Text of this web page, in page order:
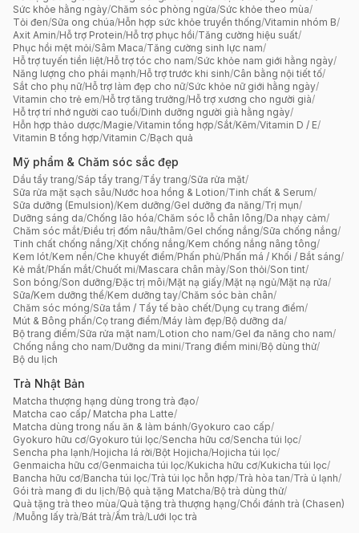
Sức khỏe hằng ngày/Chăm sóc phòng ngừa/Sức khỏe theo mùa/
Tỏi đen/Sữa ong chúa/Hỗn hợp sức khỏe truyền thống/Vitamin nhóm B/
Axit Amin/Hỗ trợ Protein/Hỗ trợ phục hồi/Tăng cường hiệu suất/
Phục hồi mệt mỏi/Sâm Maca/Tăng cường sinh lực nam/
Hỗ trợ tuyến tiền liệt/Hỗ trợ tóc cho nam/Sức khỏe nam giới hằng ngày/
Năng lượng cho phái mạnh/Hỗ trợ trước khi sinh/Cân bằng nội tiết tố/
Sắt cho phụ nữ/Hỗ trợ làm đẹp cho nữ/Sức khỏe nữ giới hằng ngày/
Vitamin cho trẻ em/Hỗ trợ tăng trưởng/Hỗ trợ xương cho người già/
Hỗ trợ trí nhớ người cao tuổi/Dinh dưỡng người già hằng ngày/
Hỗn hợp thảo dược/Magie/Vitamin tổng hợp/Sắt/Kẽm/Vitamin D / E/
Vitamin B tổng hợp/Vitamin C/Bạch quả
Mỹ phẩm & Chăm sóc sắc đẹp
Dầu tẩy trang/Sáp tẩy trang/Tẩy trang/Sữa rửa mặt/
Sữa rửa mặt sạch sâu/Nước hoa hồng & Lotion/Tinh chất & Serum/
Sữa dưỡng (Emulsion)/Kem dưỡng/Gel dưỡng đa năng/Trị mụn/
Dưỡng sáng da/Chống lão hóa/Chăm sóc lỗ chân lông/Da nhạy cảm/
Chăm sóc mắt/Điều trị đốm nâu/thâm/Gel chống nắng/Sữa chống nắng/
Tinh chất chống nắng/Xịt chống nắng/Kem chống nắng nâng tông/
Kem lót/Kem nền/Che khuyết điểm/Phấn phủ/Phấn má / Khối / Bắt sáng/
Kẻ mắt/Phấn mắt/Chuốt mi/Mascara chân mày/Son thỏi/Son tint/
Son bóng/Son dưỡng/Đặc trị môi/Mặt nạ giấy/Mặt nạ ngủ/Mặt nạ rửa/
Sữa/Kem dưỡng thể/Kem dưỡng tay/Chăm sóc bàn chân/
Chăm sóc móng/Sữa tắm / Tẩy tế bào chết/Dụng cụ trang điểm/
Mút & Bông phấn/Cọ trang điểm/Máy làm đẹp/Bộ dưỡng da/
Bộ trang điểm/Sữa rửa mặt nam/Lotion cho nam/Gel đa năng cho nam/
Chống nắng cho nam/Dưỡng da mini/Trang điểm mini/Bộ dùng thử/
Bộ du lịch
Trà Nhật Bản
Matcha thượng hạng dùng trong trà đạo/
Matcha cao cấp/ Matcha pha Latte/
Matcha dùng trong nấu ăn & làm bánh/Gyokuro cao cấp/
Gyokuro hữu cơ/Gyokuro túi lọc/Sencha hữu cơ/Sencha túi lọc/
Sencha pha lạnh/Hojicha lá rời/Bột Hojicha/Hojicha túi lọc/
Genmaicha hữu cơ/Genmaicha túi lọc/Kukicha hữu cơ/Kukicha túi lọc/
Bancha hữu cơ/Bancha túi lọc/Trà túi lọc hỗn hợp/Trà hòa tan/Trà ủ lạnh/
Gói trà mang đi du lịch/Bộ quà tặng Matcha/Bộ trà dùng thử/
Quà tặng trà theo mùa/Quà tặng trà thượng hạng/Chổi đánh trà (Chasen)
/Muỗng lấy trà/Bát trà/Ấm trà/Lưới lọc trà